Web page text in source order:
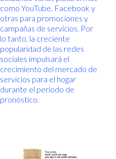
como YouTube, Facebook y
otras para promociones y
campañas de servicios. Por
lo tanto, la creciente
popularidad de las redes
sociales impulsará el
crecimiento del mercado de
servicios para el hogar
durante el período de
pronóstico.